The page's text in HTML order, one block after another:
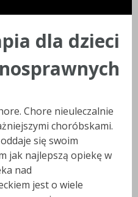
dla dzieci
Chore nieuleczalnie
choróbskami.
się swoim
jak najlepszą opiekę w
nad
jest o wiele